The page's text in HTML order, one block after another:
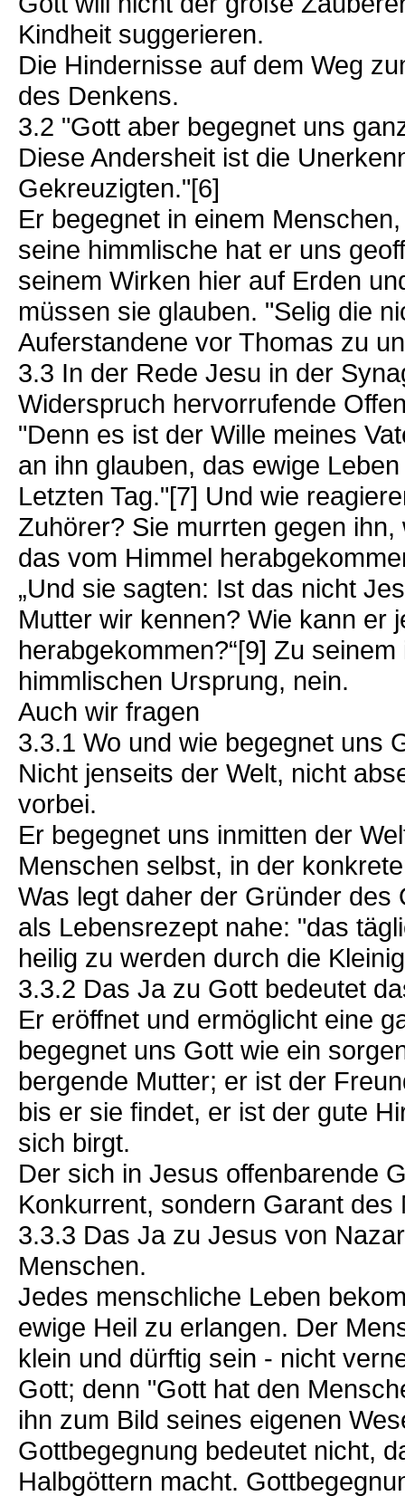
Kindheit suggerieren.
Die Hindernisse auf dem Weg
des Denkens.
3.2 "Gott aber begegnet uns
Diese Andersheit ist die
Gekreuzigten."[6]
Er begegnet in einem
seine himmlische hat er uns
seinem Wirken hier auf Erden
müssen sie glauben. "Selig die
Auferstandene vor Thomas zu
3.3 In der Rede Jesu in der
Widerspruch hervorrufende
"Denn es ist der Wille meines
an ihn glauben, das ewige
Letzten Tag."[7] Und wie
Zuhörer? Sie murrten gegen
das vom Himmel
„Und sie sagten: Ist das nicht
Mutter wir kennen? Wie kann er
herabgekommen?“[9] Zu
himmlischen Ursprung, nein.
Auch wir fragen
3.3.1 Wo und wie begegnet uns
Nicht jenseits der Welt, nicht
vorbei.
Er begegnet uns inmitten der
Menschen selbst, in der
Was legt daher der Gründer
als Lebensrezept nahe: "das
heilig zu werden durch die
3.3.2 Das Ja zu Gott bedeutet
Er eröffnet und ermöglicht eine
begegnet uns Gott wie ein
bergende Mutter; er ist der
bis er sie findet, er ist der gute
sich birgt.
Der sich in Jesus offenbarende
Konkurrent, sondern Garant des
3.3.3 Das Ja zu Jesus von
Menschen.
Jedes menschliche Leben
ewige Heil zu erlangen. Der
klein und dürftig sein - nicht
Gott; denn "Gott hat den
ihn zum Bild seines eigenen
Gottbegegnung bedeutet nicht,
Halbgöttern macht.